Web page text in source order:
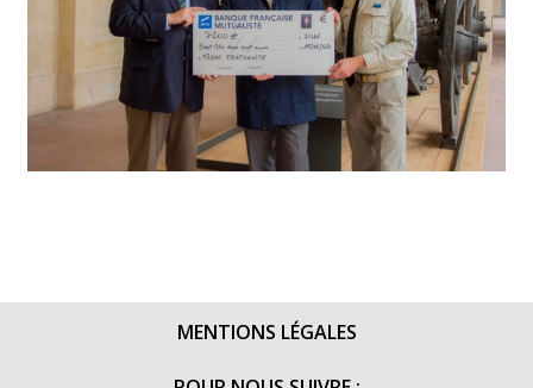
MENTIONS LÉGALES